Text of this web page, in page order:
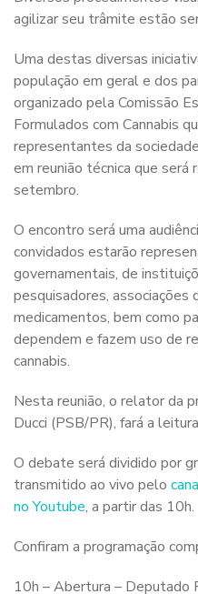
agilizar seu trâmite estão
Uma destas diversas
população em geral e dos
organizado pela Comissão
Formulados com Cannabis
representantes da
em reunião técnica que será
setembro.
O encontro será uma
convidados estarão
governamentais, de
pesquisadores, associações
medicamentos, bem como
dependem e fazem uso de
cannabis.
Nesta reunião, o relator da
Ducci (PSB/PR), fará a
O debate será dividido por
transmitido ao vivo pelo
no Youtube, a partir das 10h.
Confiram a programação
10h – Abertura – Deputado